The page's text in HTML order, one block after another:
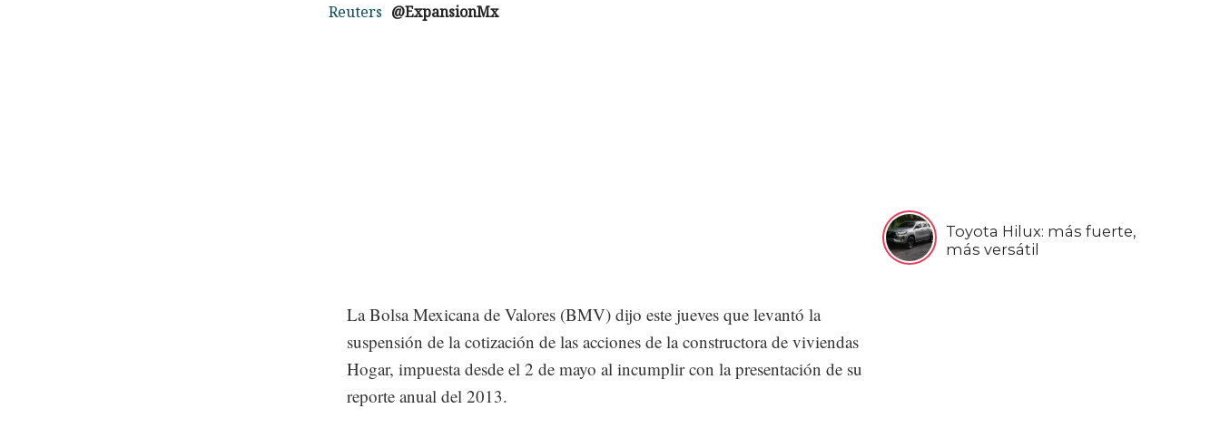
Toyota Hilux: más fuerte,
más versátil
Reuters @ExpansionMx
La Bolsa Mexicana de Valores (BMV) dijo este jueves que levantó la
suspensión de la cotización de las acciones de la constructora de viviendas
Hogar, impuesta desde el 2 de mayo al incumplir con la presentación de su
reporte anual del 2013.